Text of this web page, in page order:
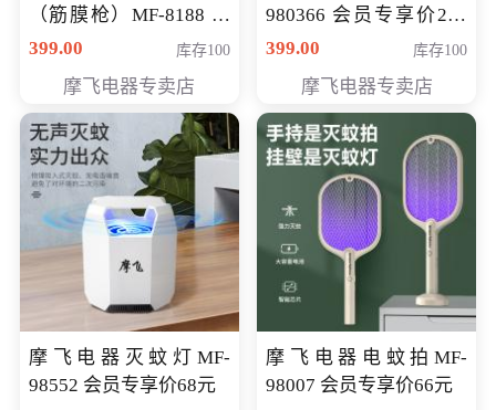
（筋膜枪）MF-8188 会
员专享价268元
399.00 库存100
摩飞电器专卖店
980366 会员专享价299
元
399.00 库存100
摩飞电器专卖店
摩飞电器灭蚊灯MF-
98552 会员专享价68元
摩飞电器电蚊拍MF-
98007 会员专享价66元